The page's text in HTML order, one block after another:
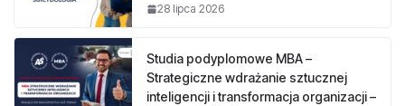
28 lipca 2026
Studia podyplomowe MBA –
Strategiczne wdrażanie sztucznej
inteligencji i transformacja organizacji –